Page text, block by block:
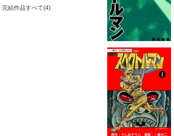
完結作品すべて(4)